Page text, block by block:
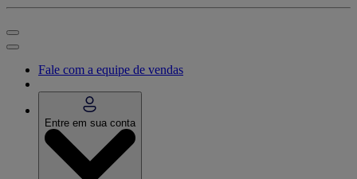
Fale com a equipe de vendas
Entre em sua conta